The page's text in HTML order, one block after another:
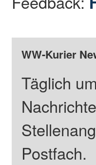
WW-Kurier
Täglich
Postfach.